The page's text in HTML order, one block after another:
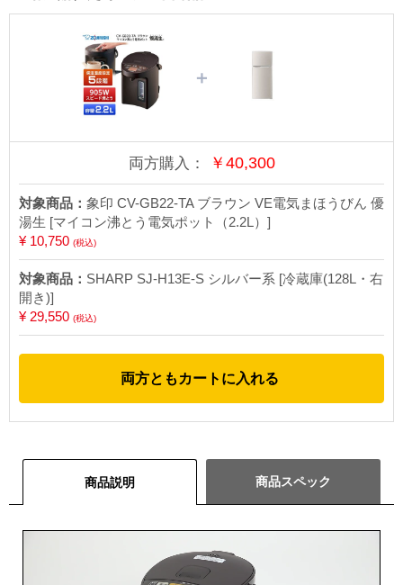
＋
両方購入： ￥ 40,300
対象商品： 象印 CV-GB22-TA ブラウン VE電気まほうびん 優
湯生 [マイコン沸とう電気ポット（2.2L）]
¥ 10,750 (税込)
対象商品： SHARP SJ-H13E-S シルバー系 [冷蔵庫(128L・右
開き)]
¥ 29,550 (税込)
両方ともカートに入れる
商品説明 商品スペック